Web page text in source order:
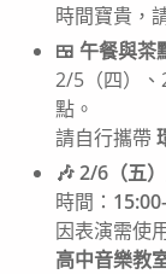
時間寶貴，
🍱 午餐與茶
2/5（四）
點。
請自行攜帶
🎶 2/6（五
時間：
因表演需使
高中音樂教